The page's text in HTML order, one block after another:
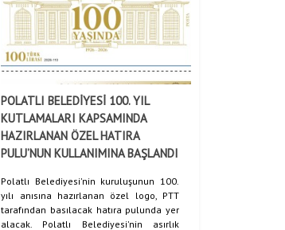
POLATLI BELEDİYESİ 100. YIL
KUTLAMALARI KAPSAMINDA
HAZIRLANAN ÖZEL HATIRA
PULU’NUN KULLANIMINA BAŞLANDI
Polatlı Belediyesi'nin kuruluşunun 100.
yılı anısına hazırlanan özel logo, PTT
tarafından basılacak hatıra pulunda yer
alacak. Polatlı Belediyesi'nin asırlık